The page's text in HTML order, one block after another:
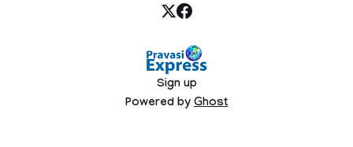
Sign up
Powered by Ghost